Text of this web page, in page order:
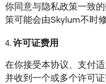
你同意与隐私政策一致
策可能会由Skylum不时
许可证费用
在你接受本协议、支付
并收到一个或多个许可